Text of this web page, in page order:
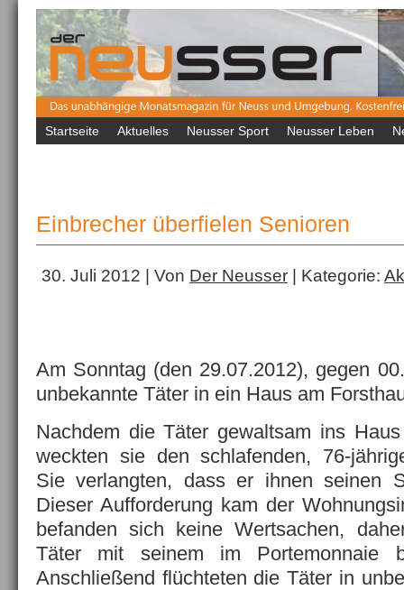
Startseite Aktuelles Neusser Sport Neusser Leben
Einbrecher überfielen Senioren
30. Juli 2012 | Von Der Neusser | Kategorie:
Am Sonntag (den 29.07.2012), gegen
unbekannte Täter in ein Haus am
Nachdem die Täter gewaltsam ins
weckten sie den schlafenden, 76-
Sie verlangten, dass er ihnen seinen
Dieser Aufforderung kam der
befanden sich keine Wertsachen,
Täter mit seinem im Portemonnaie
Anschließend flüchteten die Täter in